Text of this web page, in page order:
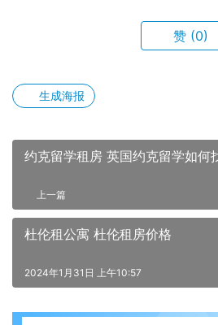
赞 (0)
生成海报
约克留学租房 英国约克留学如何
上一篇
杜伦租公寓 杜伦租房价格
2024年1月31日 上午10:57